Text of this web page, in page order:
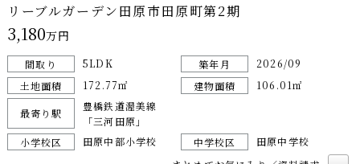
リーブルガーデン田原市田原町第2期
3,180万円
間取り 5LDK 築年月
2026/09
土地面積
172.77㎡ 建物面積 106.01㎡
最寄り駅
豊橋鉄道渥美線
「三河田原」
小学校区
田原中部小学校 中学校区
田原中学校